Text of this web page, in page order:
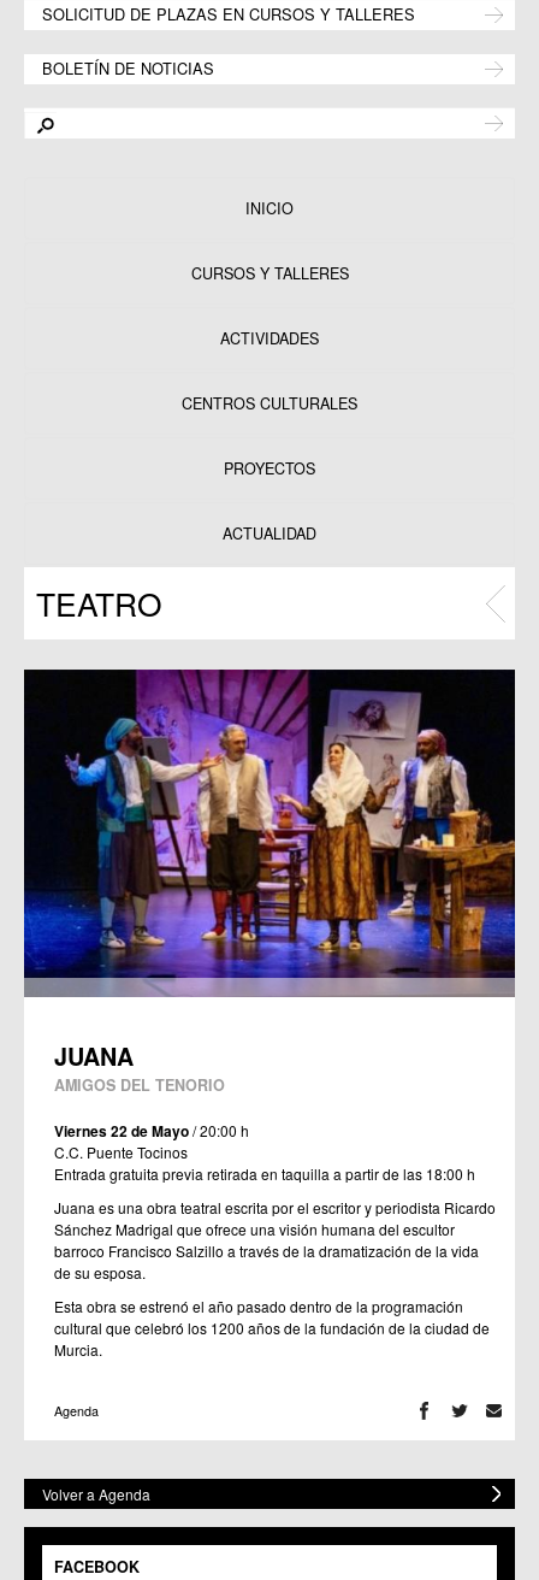
SOLICITUD DE PLAZAS EN CURSOS Y TALLERES
BOLETÍN DE NOTICIAS
INICIO
CURSOS Y TALLERES
ACTIVIDADES
CENTROS CULTURALES
PROYECTOS
Programas
ACTUALIDAD
TEATRO
JUANA
AMIGOS DEL TENORIO
Viernes 22 de Mayo/ 20:00 h
C.C. Puente Tocinos
Entrada gratuita previa retirada en taquilla a partir de las 18:00 h
Juana es una obra teatral escrita por el escritor y periodista Ricardo
Sánchez Madrigal que ofrece una visión humana del escultor
barroco Francisco Salzillo a través de la dramatización de la vida
de su esposa.
Esta obra se estrenó el año pasado dentro de la programación
cultural que celebró los 1200 años de la fundación de la ciudad de
Murcia.
Agenda
Volver a Agenda
FACEBOOK